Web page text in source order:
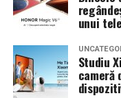
unui
Studiu
cameră